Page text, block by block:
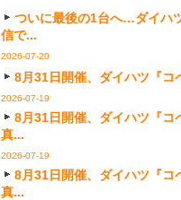
ついに最後の1台へ…ダイハ
信で...
2026-07-20
8月31日開催、ダイハツ『
2026-07-19
8月31日開催、ダイハツ『
真...
2026-07-19
8月31日開催、ダイハツ『
真...